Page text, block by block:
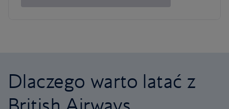
Dlaczego warto latać z